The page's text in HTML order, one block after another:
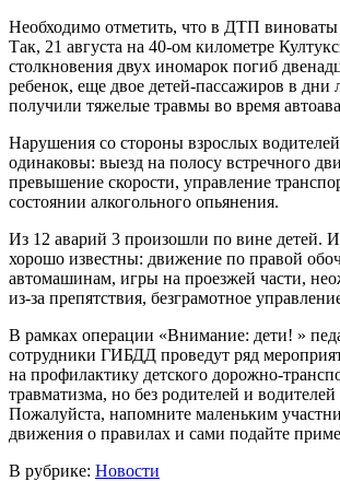
Необходимо отметить, что в ДТП виноваты
Так, 21 августа на 40-ом километре
столкновения двух иномарок погиб
ребенок, еще двое детей-пассажиров в дни
получили тяжелые травмы во время
Нарушения со стороны взрослых водителей
одинаковы: выезд на полосу встречного
превышение скорости, управление
состоянии алкогольного опьянения.
Из 12 аварий 3 произошли по вине детей.
хорошо известны: движение по правой
автомашинам, игры на проезжей части,
из-за препятствия, безграмотное
В рамках операции «Внимание: дети! »
сотрудники ГИБДД проведут ряд
на профилактику детского дорожно-
травматизма, но без родителей и
Пожалуйста, напомните маленьким
движения о правилах и сами подайте
В рубрике: Новости